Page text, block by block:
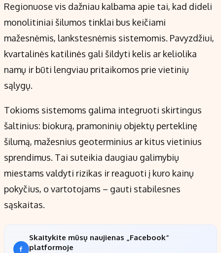
Regionuose vis dažniau kalbama apie tai, kad dideli
monolitiniai šilumos tinklai bus keičiami
mažesnėmis, lankstesnėmis sistemomis. Pavyzdžiui,
kvartalinės katilinės gali šildyti kelis ar keliolika
namų ir būti lengviau pritaikomos prie vietinių
sąlygų.
Tokioms sistemoms galima integruoti skirtingus
šaltinius: biokurą, pramoninių objektų perteklinę
šilumą, mažesnius geoterminius ar kitus vietinius
sprendimus. Tai suteikia daugiau galimybių
miestams valdyti rizikas ir reaguoti į kuro kainų
pokyčius, o vartotojams – gauti stabilesnes
sąskaitas.
Skaitykite mūsų naujienas „Facebook“
platformoje